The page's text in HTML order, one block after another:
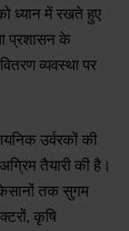
ध्यान में रखते हुए
प्रशासन के
व्यवस्था पर
उर्वरकों की
तैयारी की है।
तक सुगम
कृषि